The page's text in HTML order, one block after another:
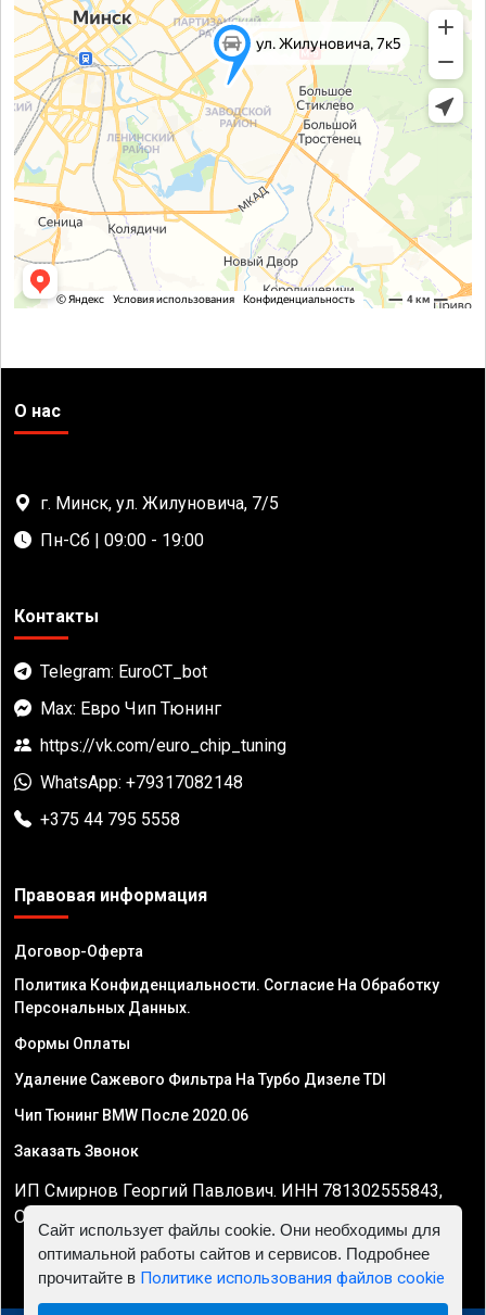
О нас
г. Минск, ул. Жилуновича, 7/5
Пн-Сб | 09:00 - 19:00
Контакты
Telegram: EuroCT_bot
Max: Евро Чип Тюнинг
https://vk.com/euro_chip_tuning
WhatsApp: +79317082148
+375 44 795 5558
Правовая информация
Договор-Оферта
Политика Конфиденциальности. Согласие На Обработку
Персональных Данных.
Формы Оплаты
Удаление Сажевого Фильтра На Турбо Дизеле TDI
Чип Тюнинг BMW После 2020.06
Заказать Звонок
ИП Смирнов Георгий Павлович. ИНН 781302555843,
ОГРНИП 324470400032610
Сайт использует файлы cookie. Они необходимы для
оптимальной работы сайтов и сервисов. Подробнее
прочитайте в Политике использования файлов cookie